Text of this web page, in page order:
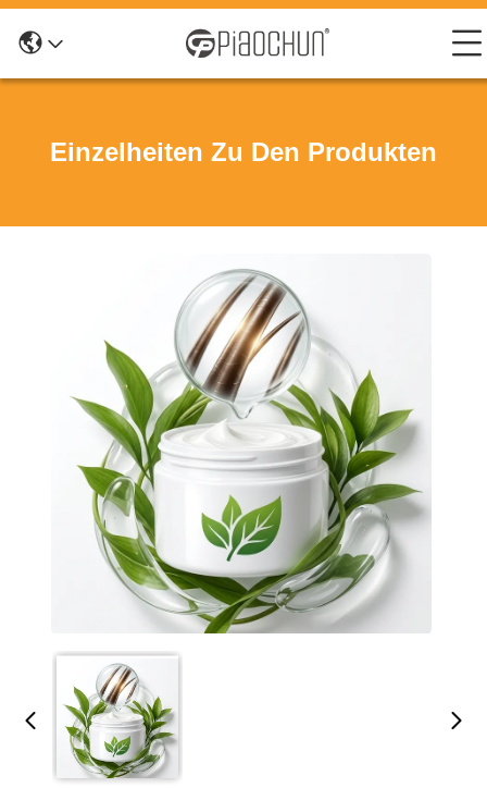
Einzelheiten Zu Den Produkten